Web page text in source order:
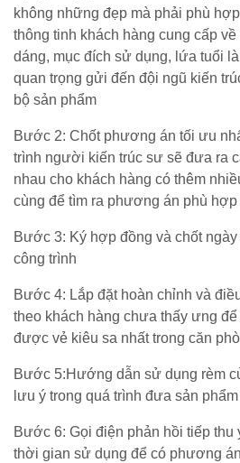
không những đẹp mà phải phù
thông tinh khách hàng cung cấp
dáng, mục đích sử dụng, lứa tuổi
quan trọng gửi đến đội ngũ kiến
bộ sản phẩm
Bước 2: Chốt phương án tối ưu
trình người kiến trúc sư sẽ đưa ra
nhau cho khách hàng có thêm
cùng để tìm ra phương án phù hợp
Bước 3: Ký hợp đồng và chốt
công trình
Bước 4: Lắp đặt hoàn chỉnh và
theo khách hàng chưa thấy ưng
được vẻ kiêu sa nhất trong căn
Bước 5:Hướng dẫn sử dụng rèm
lưu ý trong quá trình đưa sản
Bước 6: Gọi điện phản hồi tiếp thu
thời gian sử dụng để có phương